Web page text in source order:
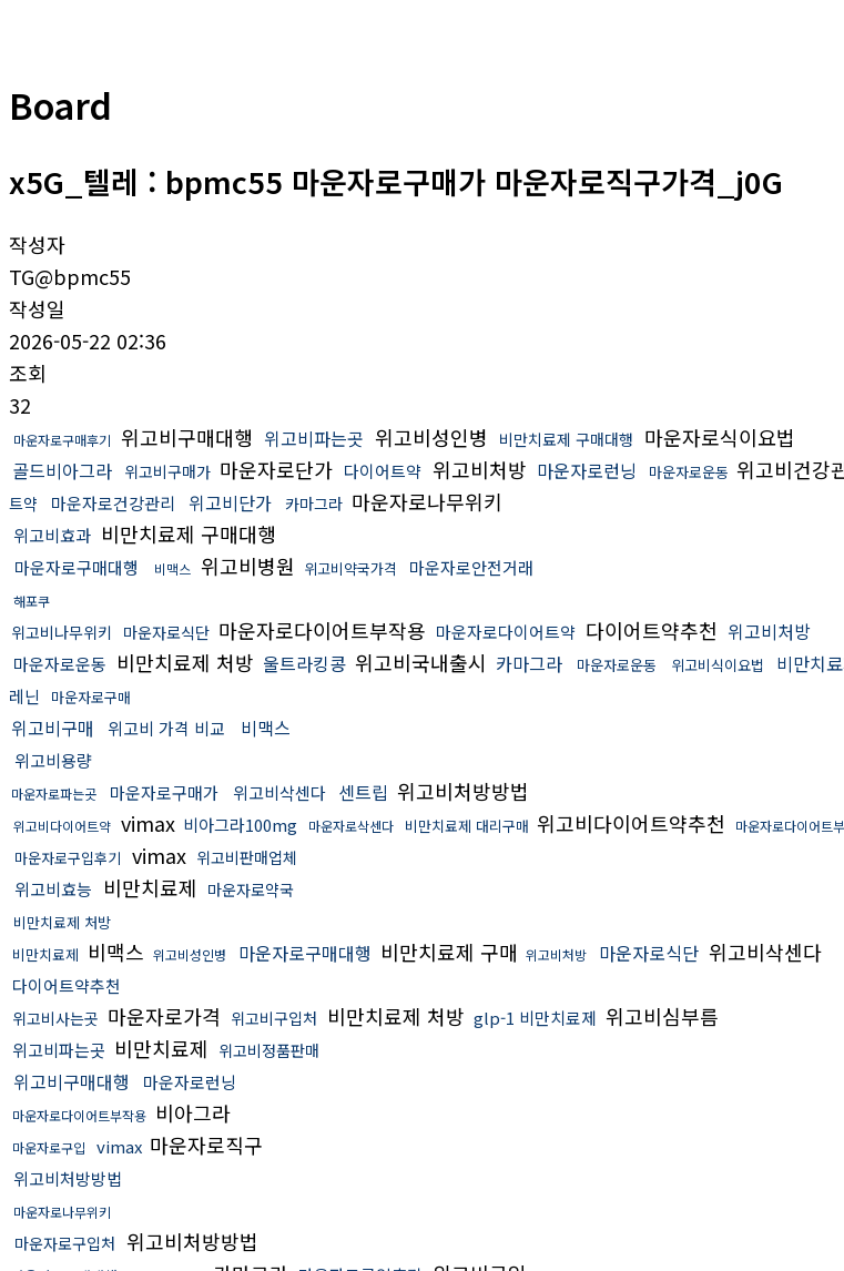
Board
x5G_텔레 : bpmc55 마운자로구매가 마운자로직구가격_j0G
작성자
TG@bpmc55
작성일
2026-05-22 02:36
조회
32
마운자로구매후기 위고비구매대행 위고비파는곳 위고비성인병 비만치료제 구매대행 마운자로식이요법
골드비아그라 위고비구매가 마운자로단가 다이어트약 위고비처방 마운자로런닝 마운자로운동 위고비건강
트약
마운자로건강관리 위고비단가 카마그라 마운자로나무위키
위고비효과 비만치료제 구매대행
마운자로구매대행 비맥스 위고비병원 위고비약국가격 마운자로안전거래
해포쿠
위고비나무위키 마운자로식단 마운자로다이어트부작용 마운자로다이어트약 다이어트약추천 위고비처방
마운자로운동 비만치료제 처방 울트라킹콩 위고비국내출시 카마그라 마운자로운동 위고비식이요법 비만치
레닌
마운자로구매
위고비구매 위고비 가격 비교 비맥스
위고비용량
마운자로파는곳 마운자로구매가 위고비삭센다 센트립 위고비처방방법
위고비다이어트약 vimax 비아그라100mg 마운자로삭센다 비만치료제 대리구매 위고비다이어트약추천 마운자로다이어트
마운자로구입후기 vimax 위고비판매업체
위고비효능 비만치료제 마운자로약국
비만치료제 처방
비만치료제 비맥스 위고비성인병 마운자로구매대행 비만치료제 구매 위고비처방 마운자로식단 위고비삭센다
다이어트약추천
위고비사는곳 마운자로가격 위고비구입처 비만치료제 처방 glp-1 비만치료제 위고비심부름
위고비파는곳 비만치료제 위고비정품판매
위고비구매대행 마운자로런닝
마운자로다이어트부작용 비아그라
마운자로구입 vimax 마운자로직구
위고비처방방법
마운자로나무위키
마운자로구입처 위고비처방방법